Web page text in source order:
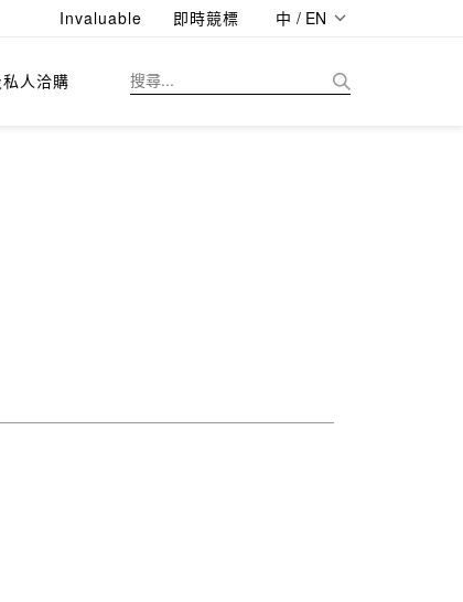
Invaluable 即時競標 中 / EN
人洽購